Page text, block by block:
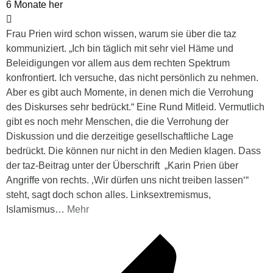
6 Monate her
Frau Prien wird schon wissen, warum sie über die taz
kommuniziert. „Ich bin täglich mit sehr viel Häme und
Beleidigungen vor allem aus dem rechten Spektrum
konfrontiert. Ich versuche, das nicht persönlich zu nehmen.
Aber es gibt auch Momente, in denen mich die Verrohung
des Diskurses sehr bedrückt.“ Eine Rund Mitleid. Vermutlich
gibt es noch mehr Menschen, die die Verrohung der
Diskussion und die derzeitige gesellschaftliche Lage
bedrückt. Die können nur nicht in den Medien klagen. Dass
der taz-Beitrag unter der Überschrift „Karin Prien über
Angriffe von rechts. ‚Wir dürfen uns nicht treiben lassen‘“
steht, sagt doch schon alles. Linksextremismus,
Islamismus… Mehr